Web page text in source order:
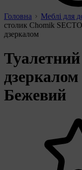
Головна
Меблі для
столик Chomik
дзеркалом
Бежевий